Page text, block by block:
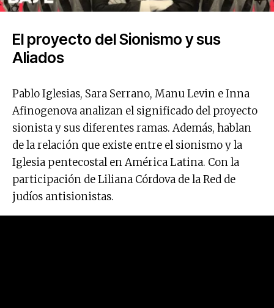
El proyecto del Sionismo y sus
Aliados
Pablo Iglesias, Sara Serrano, Manu Levin e Inna
Afinogenova analizan el significado del proyecto
sionista y sus diferentes ramas. Además, hablan
de la relación que existe entre el sionismo y la
Iglesia pentecostal en América Latina. Con la
participación de Liliana Córdova de la Red de
judíos antisionistas.